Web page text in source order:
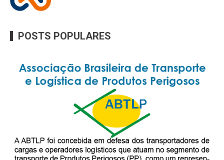
POSTS POPULARES